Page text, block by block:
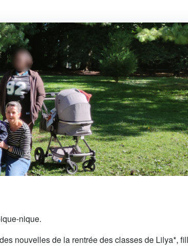
nique.
nouvelles de la rentrée des classes de Lilya*,